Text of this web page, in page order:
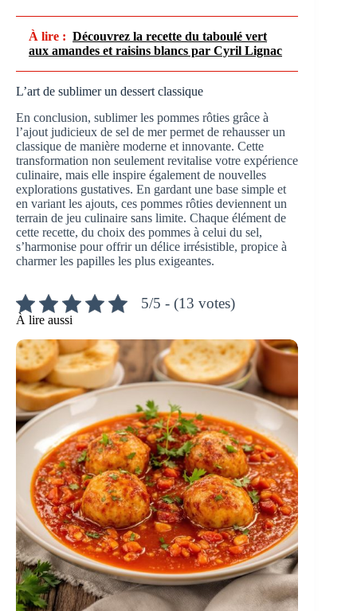
À lire : Découvrez la recette du taboulé vert
aux amandes et raisins blancs par Cyril Lignac
L’art de sublimer un dessert classique
En conclusion, sublimer les pommes rôties grâce à
l’ajout judicieux de sel de mer permet de rehausser un
classique de manière moderne et innovante. Cette
transformation non seulement revitalise votre expérience
culinaire, mais elle inspire également de nouvelles
explorations gustatives. En gardant une base simple et
en variant les ajouts, ces pommes rôties deviennent un
terrain de jeu culinaire sans limite. Chaque élément de
cette recette, du choix des pommes à celui du sel,
s’harmonise pour offrir un délice irrésistible, propice à
charmer les papilles les plus exigeantes.
5/5 - (13 votes)
À lire aussi